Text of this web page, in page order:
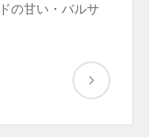
の甘い・バルサ